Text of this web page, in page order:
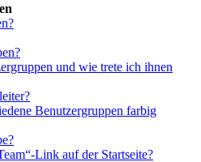
und wie trete ich ihnen
Benutzergruppen farbig
Link auf der Startseite?